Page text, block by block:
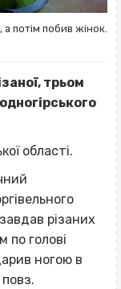
потім побив жінок.
трьом
області.
різаних
по голові
ногою в